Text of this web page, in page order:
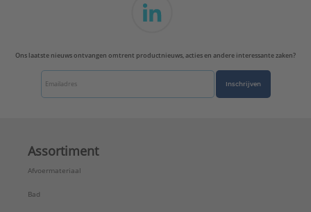
Ons laatste nieuws ontvangen omtrent productnieuws, acties en andere interessante zaken?
Inschrijven
Assortiment
Afvoermateriaal
Bad